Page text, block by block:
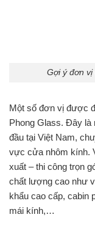
Gợi ý đơn
Một số đơn vị được
Phong Glass. Đây là
đầu tại Việt Nam,
vực cửa nhôm kính.
xuất – thi công trọn
chất lượng cao như
khẩu cao cấp, cabin
mái kính,…